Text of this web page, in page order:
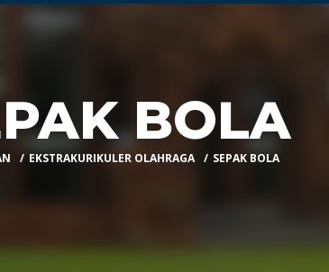
BOLA
EKSTRAKURIKULER OLAHRAGA SEPAK BOLA